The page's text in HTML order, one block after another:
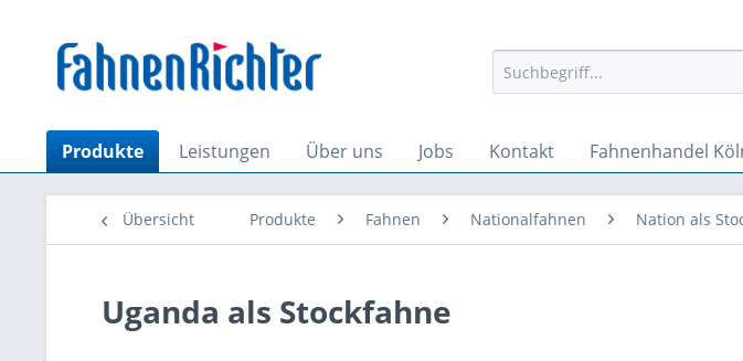
Produkte Leistungen Über uns Jobs Kontakt Fahnenhandel
Übersicht Produkte Fahnen Nationalfahnen Nation als
Uganda als Stockfahne